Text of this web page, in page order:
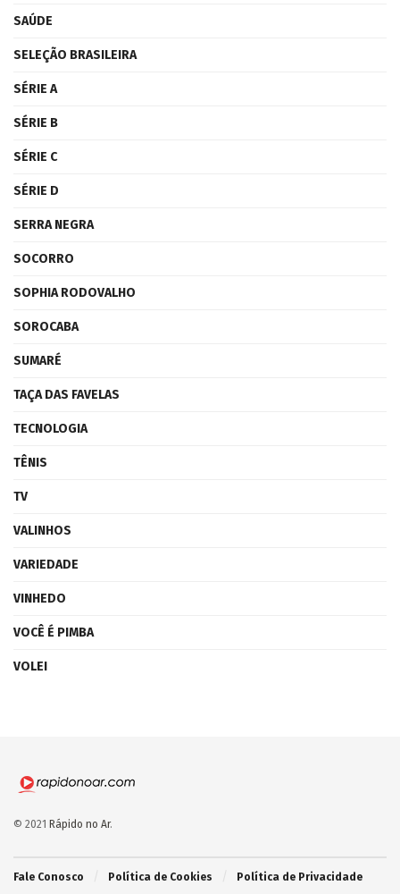
SAÚDE
SELEÇÃO BRASILEIRA
SÉRIE A
SÉRIE B
SÉRIE C
SÉRIE D
SERRA NEGRA
SOCORRO
SOPHIA RODOVALHO
SOROCABA
SUMARÉ
TAÇA DAS FAVELAS
TECNOLOGIA
TÊNIS
TV
VALINHOS
VARIEDADE
VINHEDO
VOCÊ É PIMBA
VOLEI
© 2021 Rápido no Ar.
Fale Conosco Política de Cookies Política de Privacidade